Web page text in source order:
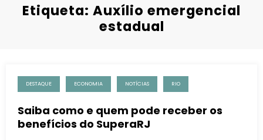
Etiqueta: Auxílio emergencial
estadual
DESTAQUE ECONOMIA NOTÍCIAS RIO
Saiba como e quem pode receber os
benefícios do SuperaRJ